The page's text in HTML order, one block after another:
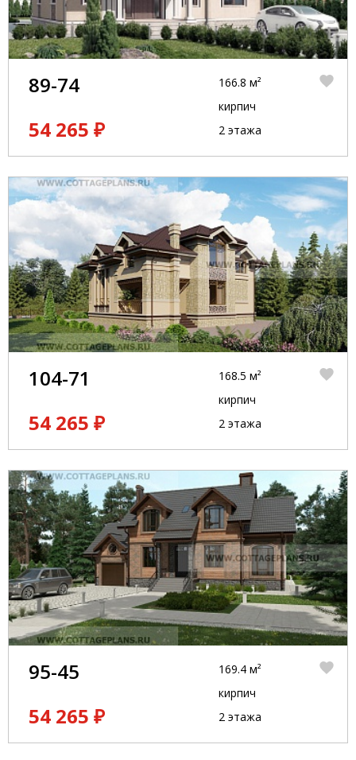
89-74
54 265 ₽
166.8 м²
кирпич
2 этажа
104-71
54 265 ₽
168.5 м²
кирпич
2 этажа
95-45
54 265 ₽
169.4 м²
кирпич
2 этажа